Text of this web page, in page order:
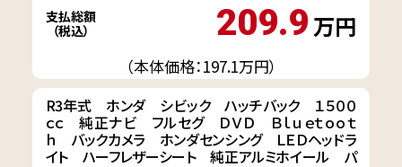
支払総額
（税込）
209.9万円
（本体価格：197.1万円）
R3年式 ホンダ シビック ハッチバック １５００
ｃｃ 純正ナビ フルセグ ＤＶＤ Ｂｌｕｅｔｏｏｔ
ｈ バックカメラ ホンダセンシング ＬＥＤヘッドラ
イト ハーフレザーシート 純正アルミホイール パ